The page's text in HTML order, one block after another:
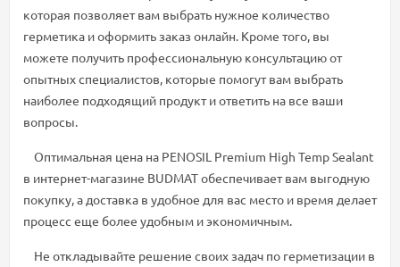
которая позволяет вам выбрать нужное количество
герметика и оформить заказ онлайн. Кроме того, вы
можете получить профессиональную консультацию от
опытных специалистов, которые помогут вам выбрать
наиболее подходящий продукт и ответить на все ваши
вопросы.
Оптимальная цена на PENOSIL Premium High Temp Sealant
в интернет-магазине BUDMAT обеспечивает вам выгодную
покупку, а доставка в удобное для вас место и время делает
процесс еще более удобным и экономичным.
Не откладывайте решение своих задач по герметизации в